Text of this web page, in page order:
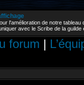
l'amélioration de notre
avec le Scribe de la guilde
forum |